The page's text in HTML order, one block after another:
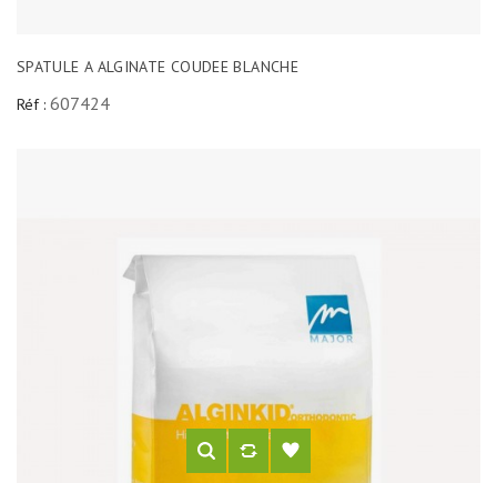
SPATULE A ALGINATE COUDEE BLANCHE
Réf : 607424